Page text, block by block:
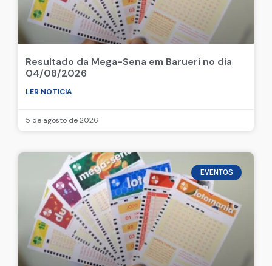
Resultado da Mega-Sena em Barueri no dia
04/08/2026
LER NOTICIA
5 de agosto de 2026
EVENTOS